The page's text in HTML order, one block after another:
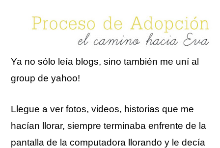
Ya no sólo leía blogs, sino también me uní al
group de yahoo!
Llegue a ver fotos, videos, historias que me
hacían llorar, siempre terminaba enfrente de la
pantalla de la computadora llorando y le decía